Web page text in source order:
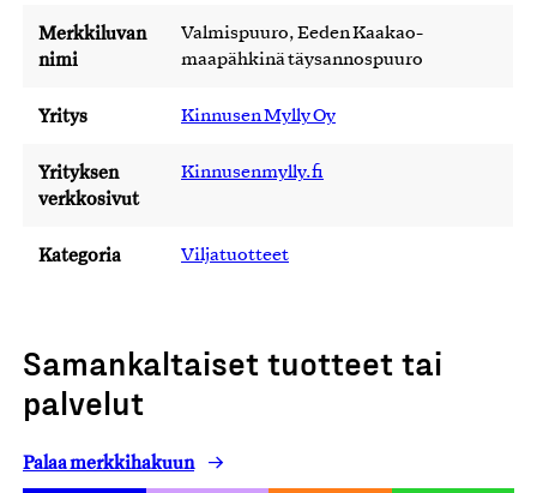
Merkkiluvan
nimi
Valmispuuro, Eeden Kaakao-
maapähkinä täysannospuuro
Yritys Kinnusen Mylly Oy
Yrityksen
verkkosivut
Kinnusenmylly.fi
Kategoria Viljatuotteet
Samankaltaiset tuotteet tai
palvelut
Palaa merkkihakuun